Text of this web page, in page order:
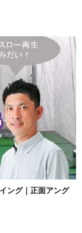
ング｜正面アング